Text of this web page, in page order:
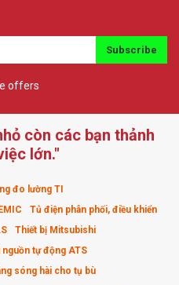
Subscribe
offers
còn các bạn thảnh
lớn."
đo lường TI
Tủ điện phân phối, điều khiển
Thiết bị Mitsubishi
nguồn tự động ATS
sóng hài cho tụ bù